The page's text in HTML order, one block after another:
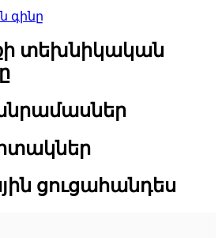
գինը
տեխնիկական
ցուցահանդես